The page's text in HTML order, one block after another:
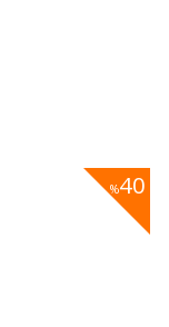
%40